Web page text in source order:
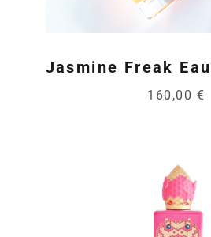
Jasmine Freak
160,00 €